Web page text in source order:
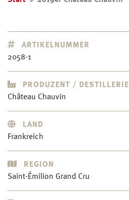
ARTIKELNUMMER
2058-1
PRODUZENT / DESTILLERIE
Château Chauvin
LAND
Frankreich
REGION
Saint-Émilion Grand Cru